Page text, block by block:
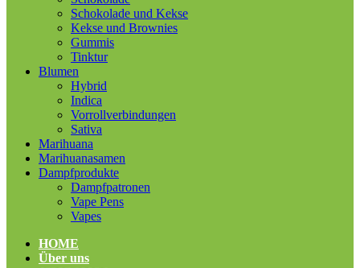
Schokolade und Kekse
Kekse und Brownies
Gummis
Tinktur
Blumen
Hybrid
Indica
Vorrollverbindungen
Sativa
Marihuana
Marihuanasamen
Dampfprodukte
Dampfpatronen
Vape Pens
Vapes
HOME
Über uns